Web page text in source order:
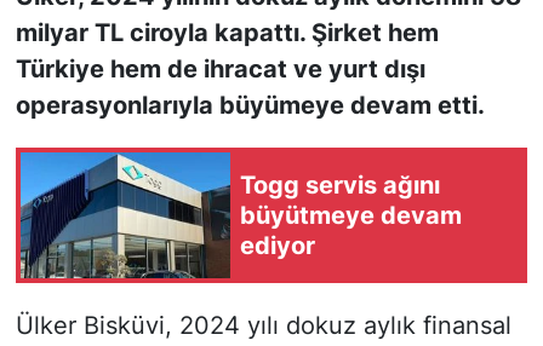
milyar TL ciroyla kapattı. Şirket hem
Türkiye hem de ihracat ve yurt dışı
operasyonlarıyla büyümeye devam etti.
Togg servis ağını
büyütmeye devam
ediyor
Ülker Bisküvi, 2024 yılı dokuz aylık finansal
KONGRE HABERLERİ
KONGRE TAKVİMİ
RÖPORTAJLAR
BİYOGRAFİLER